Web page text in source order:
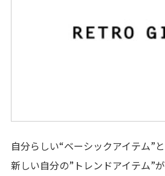
イベントスペースご利用案内
自分らしい“ベーシックアイテム”と
新しい自分の”トレンドアイテム”が